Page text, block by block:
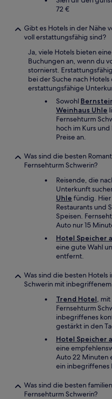
72 €
Gibt es Hotels in der Nähe
voll erstattungsfähig sind?
Ja, viele Hotels bieten
Buchungen an, wenn du
stornierst.
bei der Suche nach Hotels
erstattungsfähige
Sowohl
Weinhaus Uhle
Fernsehturm
hoch im Kurs
Preise an.
Was sind die besten
Fernsehturm Schwerin?
Reisende, die
Unterkunft
Uhle fündig. Hier
Restaurants und
Speisen.
Auto nur 15
Hotel Speicher
eine gute Wahl
entfernt.
Was sind die besten Hotels
Schwerin mit
Trend Hotel,
Fernsehturm
inbegriffenes
gestärkt in den
Hotel Speicher
eine
Auto 22 Minuten
ein inbegriffenes
Was sind die besten
Fernsehturm Schwerin?